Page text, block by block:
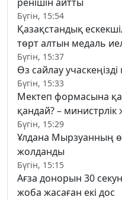
Бүгін, 15:54
Қазақстандық
төрт алтын медаль
Бүгін, 15:37
Өз сайлау
Бүгін, 15:33
Мектеп формасына
қандай? – министрлік
Бүгін, 15:29
Ұлдана Мырзуанның
жолданды
Бүгін, 15:15
Ағза донорын 30
жоба жасаған екі дос